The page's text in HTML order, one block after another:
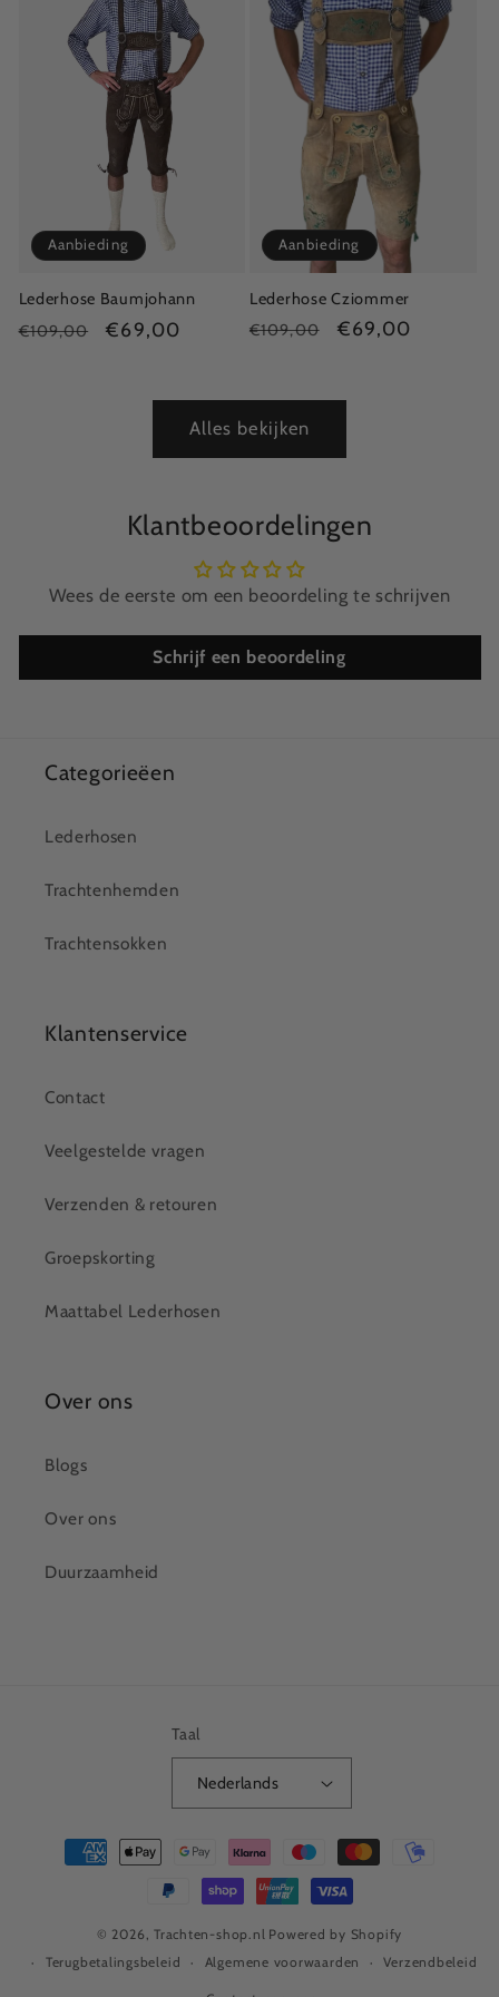
Aanbieding
Lederhose Baumjohann
Normale
€109,00 Aanbiedingsprijs
€69,00
Aanbieding
Lederhose Cziommer
Normale
€109,00 Aanbiedingsprijs
€69,00
Alles bekijken
Klantbeoordelingen
Wees de eerste om een beoordeling te schrijven
Schrijf een beoordeling
Categorieëen
Lederhosen
Trachtenhemden
Trachtensokken
Klantenservice
Contact
Veelgestelde vragen
Verzenden & retouren
Groepskorting
Maattabel Lederhosen
Over ons
Blogs
Over ons
Duurzaamheid
Taal
Nederlands
Betaalmethoden
© 2026,Trachten-shop.nl Powered by Shopify
Terugbetalingsbeleid
Algemene voorwaarden Verzendbeleid